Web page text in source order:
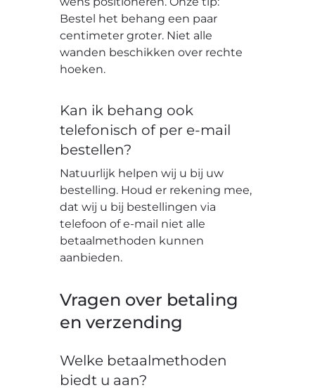
Bestel het behang een paar
centimeter groter. Niet alle
wanden beschikken over rechte
hoeken.
Kan ik behang ook
telefonisch of per e-mail
bestellen?
Natuurlijk helpen wij u bij uw
bestelling. Houd er rekening mee,
dat wij u bij bestellingen via
telefoon of e-mail niet alle
betaalmethoden kunnen
aanbieden.
Vragen over betaling
en verzending
Welke betaalmethoden
biedt u aan?